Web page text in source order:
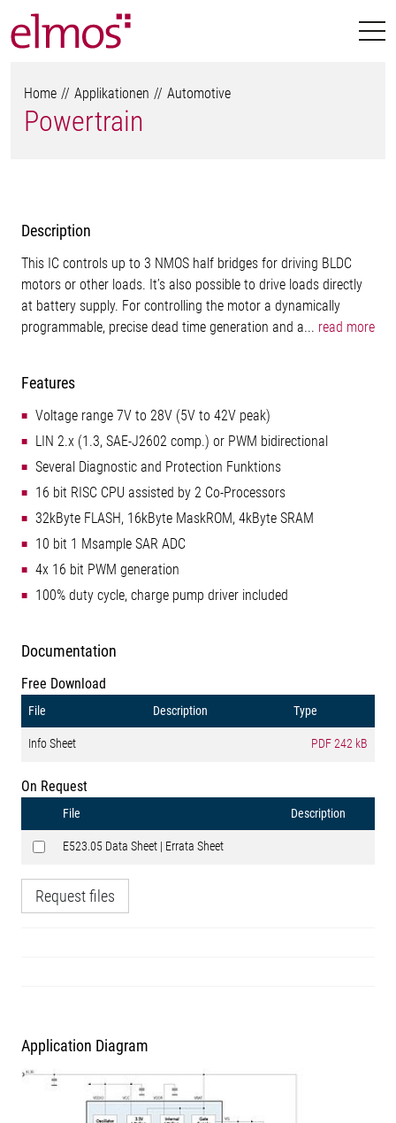
Home Applikationen Automotive
Powertrain
Description
This IC controls up to 3 NMOS half bridges for driving BLDC
motors or other loads. It’s also possible to drive loads directly
at battery supply. For controlling the motor a dynamically
programmable, precise dead time generation and a... read more
Features
Voltage range 7V to 28V (5V to 42V peak)
LIN 2.x (1.3, SAE-J2602 comp.) or PWM bidirectional
Several Diagnostic and Protection Funktions
16 bit RISC CPU assisted by 2 Co-Processors
32kByte FLASH, 16kByte MaskROM, 4kByte SRAM
10 bit 1 Msample SAR ADC
4x 16 bit PWM generation
100% duty cycle, charge pump driver included
Documentation
Free Download
File Description Type
Info Sheet PDF242 kB
On Request
File Description
E523.05 Data Sheet | Errata Sheet
Request files
Application Diagram